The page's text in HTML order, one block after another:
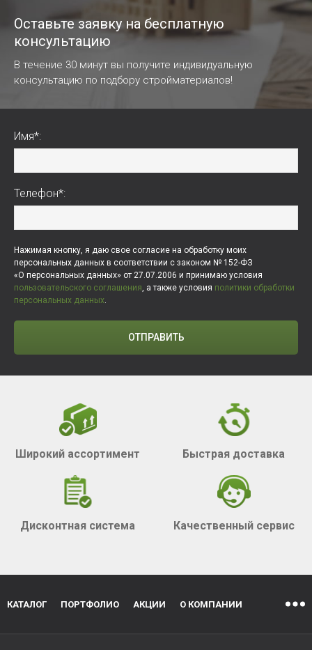
Оставьте заявку на бесплатную
консультацию
В течение 30 минут вы получите индивидуальную
консультацию по подбору стройматериалов!
Имя*:
Телефон*:
Нажимая кнопку, я даю свое согласие на обработку моих
персональных данных в соответствии с законом № 152-ФЗ
«О персональных данных» от 27.07.2006 и принимаю условия
пользовательского соглашения , а также условия политики обработки
персональных данных
ОТПРАВИТЬ
Широкий ассортимент Быстрая доставка
Дисконтная система Качественный сервис
КАТАЛОГ ПОРТФОЛИО АКЦИИ О КОМПАНИИ